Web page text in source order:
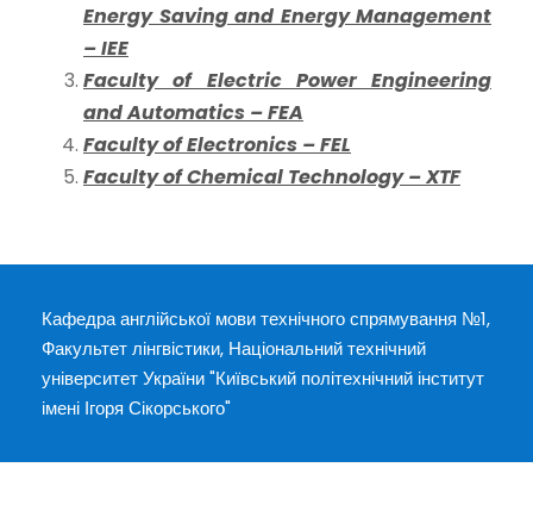
Energy Saving and Energy Management
– IEE
Faculty of Electric Power Engineering
and Automatics – FEA
Faculty of Electronics – FEL
Faculty of Chemical Technology – XTF
Кафедра англійської мови технічного спрямування №1,
Факультет лінгвістики, Національний технічний
університет України "Київський політехнічний інститут
імені Ігоря Сікорського"